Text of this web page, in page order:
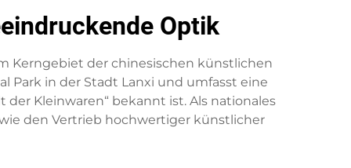
Optik
Kerngebiet der chinesischen künstlichen
Park in der Stadt Lanxi und umfasst eine
Kleinwaren“ bekannt ist. Als nationales
den Vertrieb hochwertiger künstlicher